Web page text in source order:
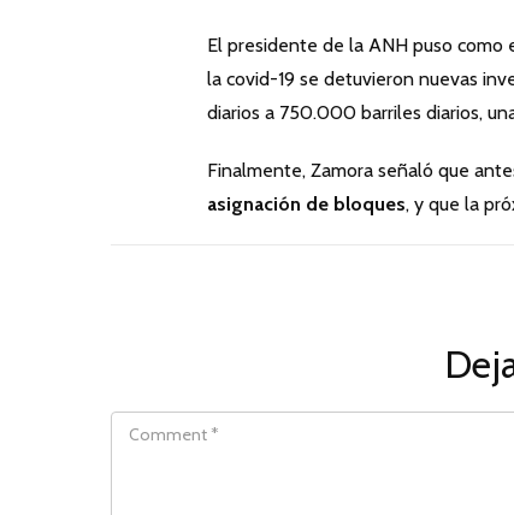
El presidente de la ANH puso
la covid-19 se detuvieron nuevas
diarios a 750.000 barriles diarios,
Finalmente, Zamora señaló que
asignación de bloques, y que la
COMMENT